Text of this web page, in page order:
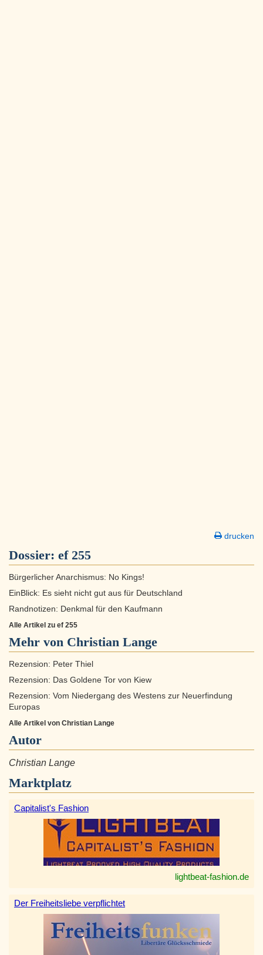
drucken
Dossier: ef 255
Bürgerlicher Anarchismus: No Kings!
EinBlick: Es sieht nicht gut aus für Deutschland
Randnotizen: Denkmal für den Kaufmann
Alle Artikel zu ef 255
Mehr von Christian Lange
Rezension: Peter Thiel
Rezension: Das Goldene Tor von Kiew
Rezension: Vom Niedergang des Westens zur Neuerfindung
Europas
Alle Artikel von Christian Lange
Autor
Christian Lange
Marktplatz
Capitalist's Fashion
lightbeat-fashion.de
Der Freiheitsliebe verpflichtet